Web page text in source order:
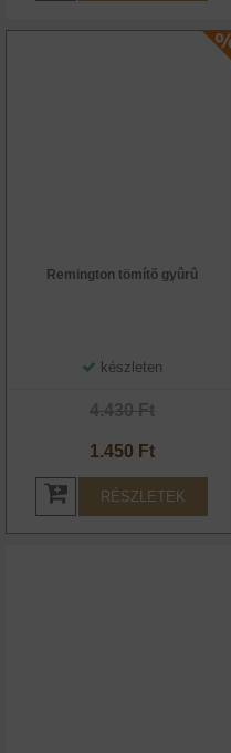
Remington tömítõ gyûrû
készleten
4.430 Ft
1.450 Ft
RÉSZLETEK